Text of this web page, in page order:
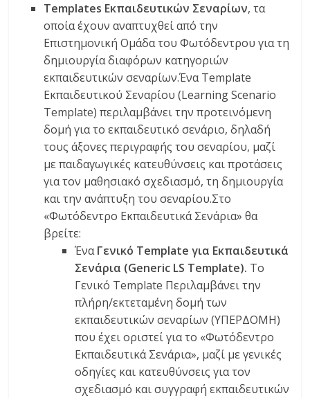
Templates Εκπαιδευτικών Σεναρίων, τα
οποία έχουν αναπτυχθεί από την
Επιστημονική Ομάδα του Φωτόδεντρου για τη
δημιουργία διαφόρων κατηγοριών
εκπαιδευτικών σεναρίων.Ένα Template
Εκπαιδευτικού Σεναρίου (Learning Scenario
Τemplate) περιλαμβάνει την προτεινόμενη
δομή για το εκπαιδευτικό σενάριο, δηλαδή
τους άξονες περιγραφής του σεναρίου, μαζί
με παιδαγωγικές κατευθύνσεις και προτάσεις
για τον μαθησιακό σχεδιασμό, τη δημιουργία
και την ανάπτυξη του σεναρίου.Στο
«Φωτόδεντρο Εκπαιδευτικά Σενάρια» θα
βρείτε:
ΈναΓενικό Template για Εκπαιδευτικά
Σενάρια (Generic LS Template). Το
Γενικό Template Περιλαμβάνει την
πλήρη/εκτεταμένη δομή των
εκπαιδευτικών σεναρίων (ΥΠΕΡΔΟΜΗ)
που έχει οριστεί για το «Φωτόδεντρο
Εκπαιδευτικά Σενάρια», μαζί με γενικές
οδηγίες και κατευθύνσεις για τον
σχεδιασμό και συγγραφή εκπαιδευτικών